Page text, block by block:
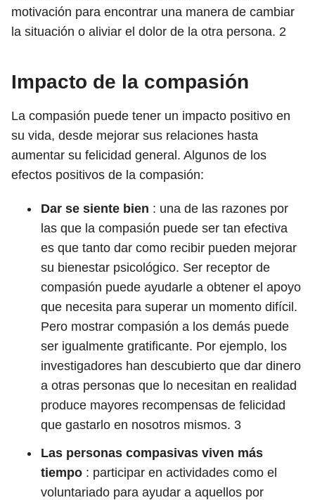
motivación para encontrar una manera de cambiar
la situación o aliviar el dolor de la otra persona. 2
Impacto de la compasión
La compasión puede tener un impacto positivo en
su vida, desde mejorar sus relaciones hasta
aumentar su felicidad general. Algunos de los
efectos positivos de la compasión:
Dar se siente bien : una de las razones por
las que la compasión puede ser tan efectiva
es que tanto dar como recibir pueden mejorar
su bienestar psicológico. Ser receptor de
compasión puede ayudarle a obtener el apoyo
que necesita para superar un momento difícil.
Pero mostrar compasión a los demás puede
ser igualmente gratificante. Por ejemplo, los
investigadores han descubierto que dar dinero
a otras personas que lo necesitan en realidad
produce mayores recompensas de felicidad
que gastarlo en nosotros mismos. 3
Las personas compasivas viven más
tiempo : participar en actividades como el
voluntariado para ayudar a aquellos por